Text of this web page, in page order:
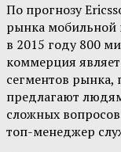
По прогнозу
рынка мобильной
в 2015 году 800
коммерция
сегментов рынка,
предлагают
сложных
топ-менеджер